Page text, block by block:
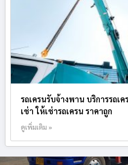
รถเครนรับจ้างพาน บริการรถเค
เช่า ให้เช่ารถเครน ราคาถูก
ดูเพิ่มเติม »